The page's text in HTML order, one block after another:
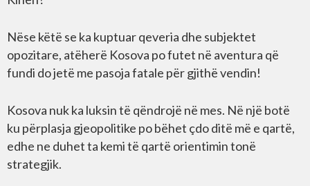
Nëse këtë se ka kuptuar qeveria dhe subjektet
opozitare, atëherë Kosova po futet në aventura që
fundi do jetë me pasoja fatale për gjithë vendin!
Kosova nuk ka luksin të qëndrojë në mes. Në një botë
ku përplasja gjeopolitike po bëhet çdo ditë më e qartë,
edhe ne duhet ta kemi të qartë orientimin tonë
strategjik.